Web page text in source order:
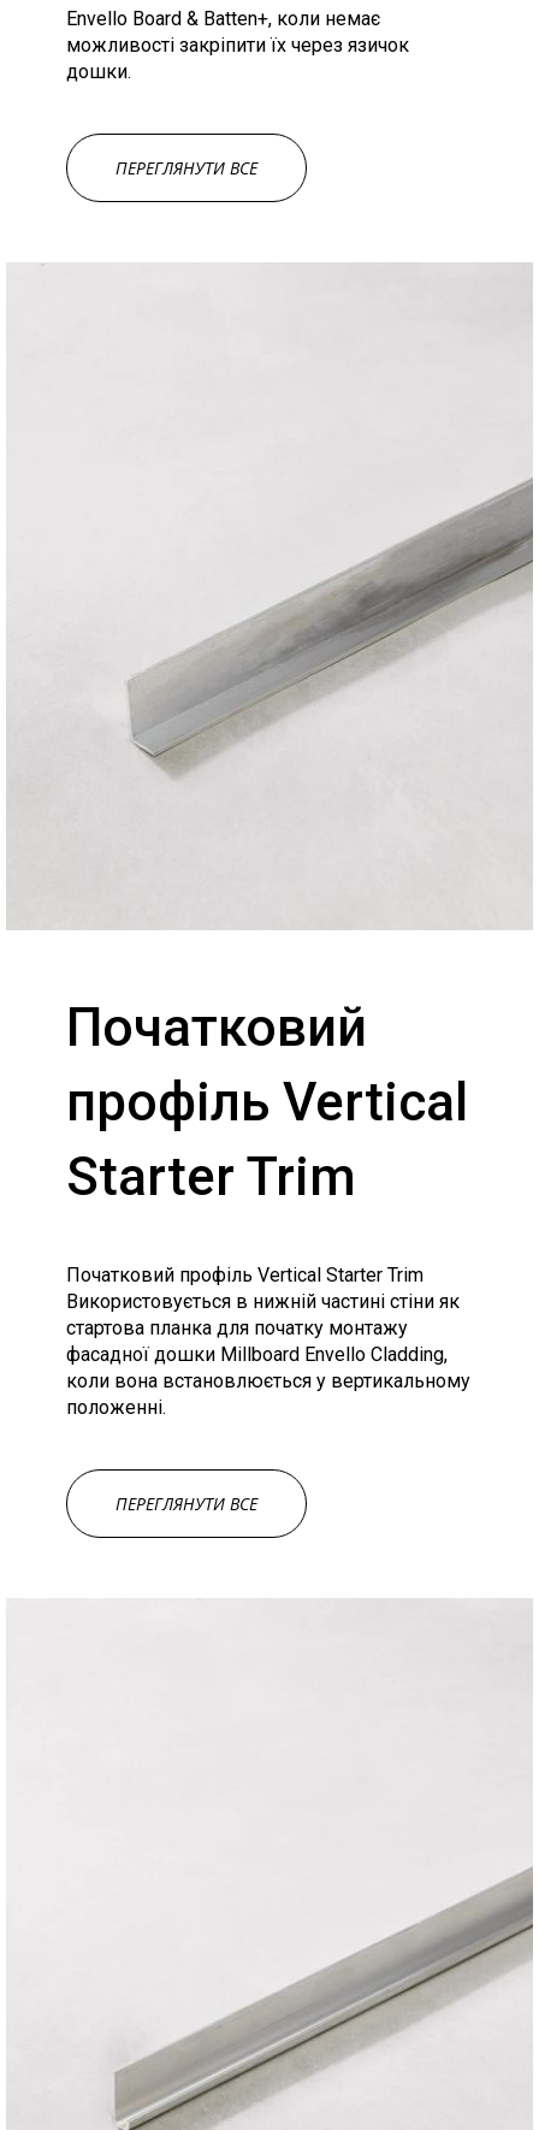
Envello Board & Batten+, коли немає
можливості закріпити їх через язичок
дошки.
ПЕРЕГЛЯНУТИ ВСЕ
Початковий
профіль Vertical
Starter Trim
Початковий профіль Vertical Starter Trim
Використовується в нижній частині стіни як
стартова планка для початку монтажу
фасадної дошки Millboard Envello Cladding,
коли вона встановлюється у вертикальному
положенні.
ПЕРЕГЛЯНУТИ ВСЕ